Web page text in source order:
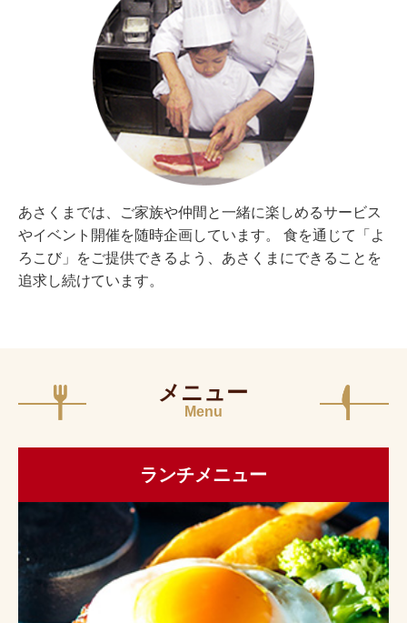
あさくまでは、ご家族や仲間と一緒に楽しめるサービス
やイベント開催を随時企画しています。 食を通じて「よ
ろこび」をご提供できるよう、あさくまにできることを
追求し続けています。
メニュー
Menu
ランチメニュー